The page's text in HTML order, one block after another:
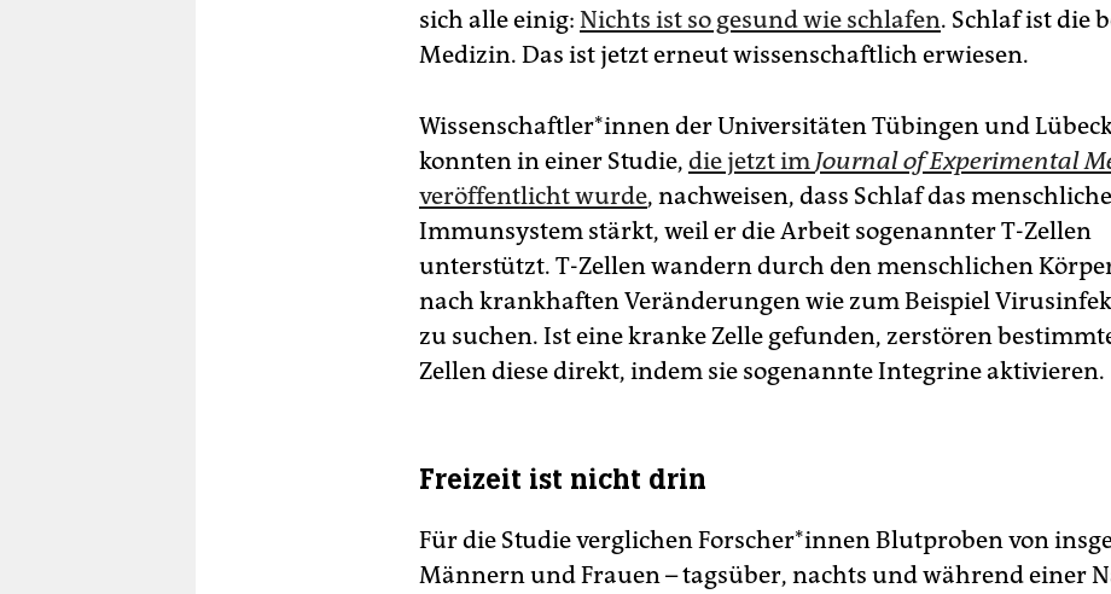
sich alle einig: Nichts ist so gesund wie schlafen. Schlaf ist die
Medizin. Das ist jetzt erneut wissenschaftlich erwiesen.
Wissenschaftler*innen der Universitäten Tübingen und
konnten in einer Studie, die jetzt im Journal of Experimental
veröffentlicht wurde, nachweisen, dass Schlaf das menschliche
Immunsystem stärkt, weil er die Arbeit sogenannter T-Zellen
unterstützt. T-Zellen wandern durch den menschlichen
nach krankhaften Veränderungen wie zum Beispiel
zu suchen. Ist eine kranke Zelle gefunden, zerstören
Zellen diese direkt, indem sie sogenannte Integrine aktivieren.
Freizeit ist nicht drin
Für die Studie verglichen For­scher*innen Blutproben von
Männern und Frauen – tagsüber, nachts und während einer